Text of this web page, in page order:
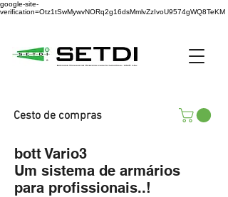
google-site-
verification=Otz1tSwMywvNORq2g16dsMmlvZzIvoU9574gWQ8TeKM
Cesto de compras
bott Vario3
Um sistema de armários
para profissionais..!